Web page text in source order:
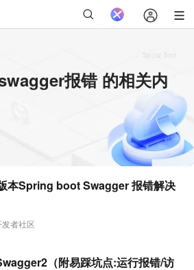
报错 的相关内
者社区
本Spring boot Swagger 报错解决
（附易踩坑点:运行报错/访